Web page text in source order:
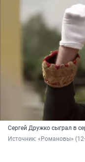
Сергей Дружко сыграл в
Источник: «Романовы»